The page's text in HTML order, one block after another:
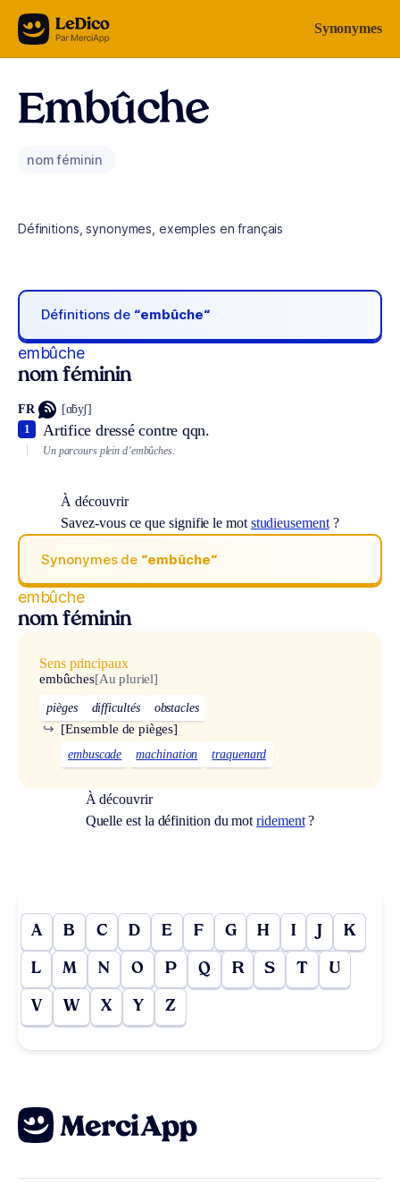
Aller au contenu Synonymes
Embûche
nom féminin
Définitions, synonymes, exemples en français
Définitions de “embûche“
embûche
nom féminin
FR [ɑ̃byʃ]
Artifice dressé contre qqn.
1
Un parcours plein d’embûches.
À découvrir
Savez-vous ce que signifie le mot studieusement?
Synonymes de “embûche“
embûche
nom féminin
Sens principaux
embûches[Au pluriel]
pièges difficultés obstacles
[Ensemble de pièges]
↪
embuscade machination traquenard
À découvrir
Quelle est la définition du motridement?
A B C D E F G H I J K
L M N O P Q R S T U
V W X Y Z